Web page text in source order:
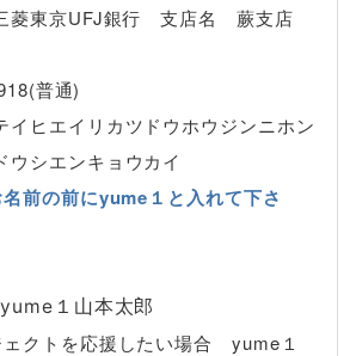
菱東京UFJ銀行 支店名 蕨支店
普通)
ヒエイリカツドウホウジンニホン
ウシエンキョウカイ
前の前にyume１と入れて下さ
１山本太郎
クトを応援したい場合 yume１